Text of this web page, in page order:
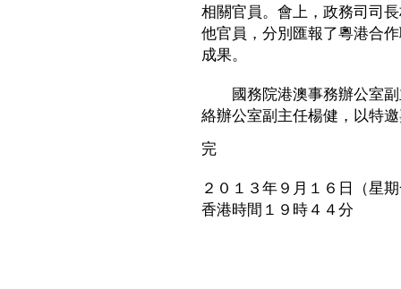
相關官員。會上，政務司司
他官員，分別匯報了粵港合
成果。
國務院港澳事務辦公室副
絡辦公室副主任楊健，以特
完
２０１３年９月１６日（星
香港時間１９時４４分